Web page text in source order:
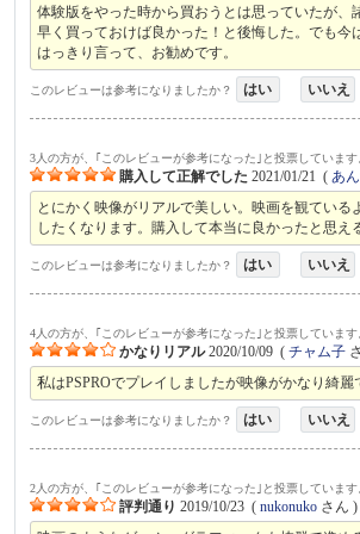
体験版をやった時から買おうとは思っていたが、
早く買っておけば良かった！と後悔した。でも今
はっきり言って、お勧めです。
このレビューは参考になりましたか？ はい いいえ
3人の方が、｢このレビューが参考になった｣と投票しています
購入して正解でした 2021/01/21 (あ
とにかく映像がリアルで美しい。映画を観てい
したくなります。購入して本当に良かったと思え
このレビューは参考になりましたか？ はい いいえ
4人の方が、｢このレビューが参考になった｣と投票しています
かなりリアル 2020/10/09 (チャム子
私はPSPROでプレイしましたが映像がかなり綺
このレビューは参考になりましたか？ はい いいえ
2人の方が、｢このレビューが参考になった｣と投票しています
評判通り 2019/10/23 (nukonuko さん )